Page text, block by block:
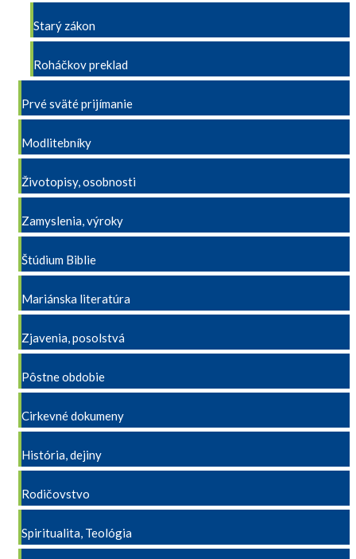
Starý zákon
Roháčkov preklad
Prvé sväté prijímanie
Modlitebníky
Životopisy, osobnosti
Zamyslenia, výroky
Štúdium Biblie
Mariánska literatúra
Zjavenia, posolstvá
Pôstne obdobie
Cirkevné dokumeny
História, dejiny
Rodičovstvo
Spiritualita, Teológia